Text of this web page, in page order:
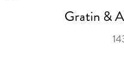
Gratin &